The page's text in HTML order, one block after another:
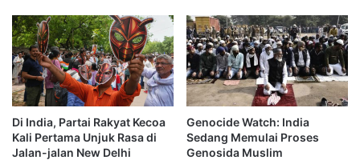
Di India, Partai Rakyat Kecoa
Kali Pertama Unjuk Rasa di
Jalan-jalan New Delhi
Genocide Watch: India
Sedang Memulai Proses
Genosida Muslim